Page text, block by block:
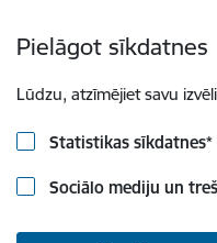
Pielāgot sīkdatnes
Lūdzu, atzīmējiet savu
Statistikas sīkdatnes*
Sociālo mediju un